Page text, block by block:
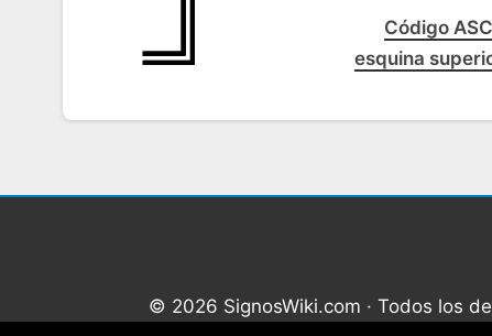
Código
esquina
© 2026 SignosWiki.com · Todos los